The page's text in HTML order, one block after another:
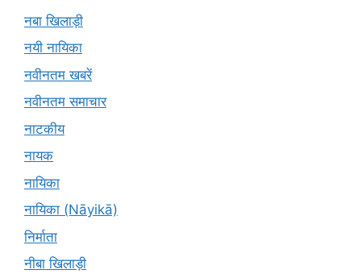
नबा खिलाड़ी
नयी नायिका
नवीनतम खबरें
नवीनतम समाचार
नाटकीय
नायक
नायिका
नायिका (Nāyikā)
निर्माता
नीबा खिलाड़ी